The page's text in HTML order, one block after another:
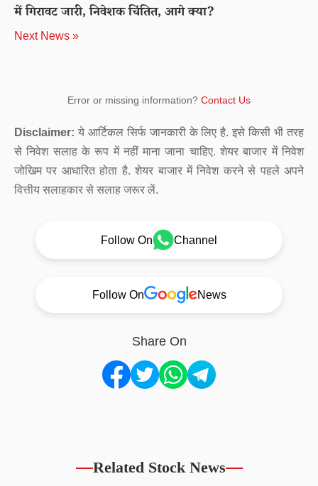
में गिरावट जारी, निवेशक चिंतित, आगे क्या?
Next News »
Error or missing information? Contact Us
Disclaimer: ये आर्टिकल सिर्फ जानकारी के लिए है. इसे किसी भी तरह
से निवेश सलाह के रूप में नहीं माना जाना चाहिए. शेयर बाजार में निवेश
जोखिम पर आधारित होता है. शेयर बाजार में निवेश करने से पहले अपने
वित्तीय सलाहकार से सलाह जरूर लें.
Follow On Channel
Follow On News
Share On
Related Stock News